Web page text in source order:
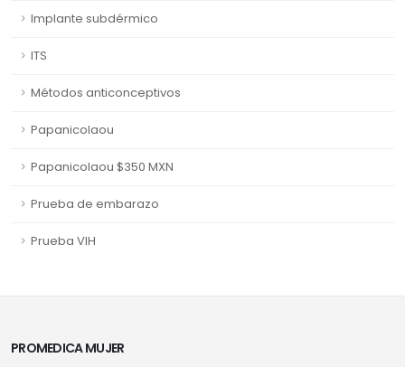
Implante subdérmico
ITS
Métodos anticonceptivos
Papanicolaou
Papanicolaou $350 MXN
Prueba de embarazo
Prueba VIH
PROMEDICA MUJER